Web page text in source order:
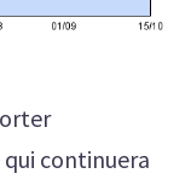
continuera